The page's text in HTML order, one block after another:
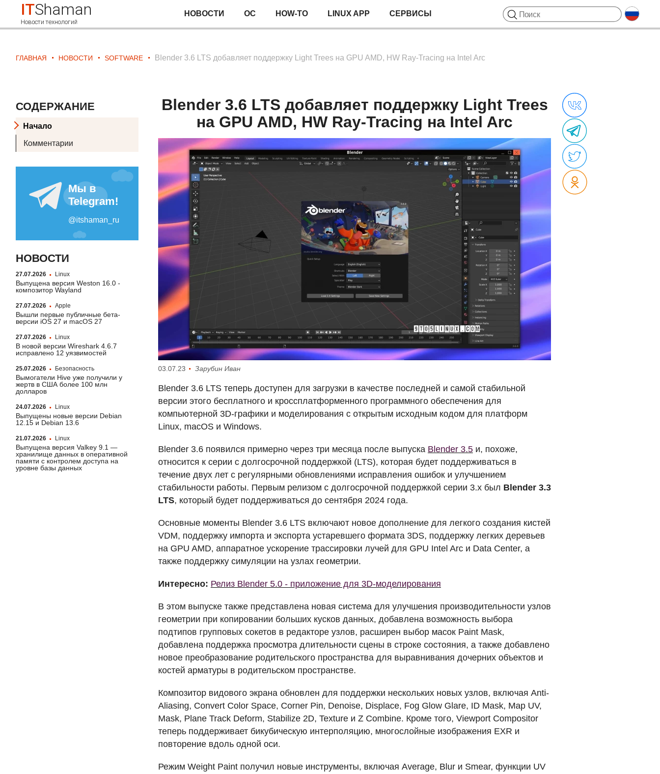
ITShaman
Новости технологий
НОВОСТИ ОС HOW-TO LINUX APP СЕРВИСЫ
ГЛАВНАЯ НОВОСТИ SOFTWARE Blender 3.6 LTS добавляет поддержку Light Trees на GPU AMD, HW Ray-Tracing на Intel Arc
СОДЕРЖАНИЕ
Начало
Комментарии
НОВОСТИ
27.07.2026 Linux
Выпущена версия Weston 16.0 -
композитор Wayland
27.07.2026 Apple
Вышли первые публичные бета-
версии iOS 27 и macOS 27
27.07.2026 Linux
В новой версии Wireshark 4.6.7
исправлено 12 уязвимостей
25.07.2026 Безопасность
Вымогатели Hive уже получили у
жертв в США более 100 млн
долларов
24.07.2026 Linux
Выпущены новые версии Debian
12.15 и Debian 13.6
21.07.2026 Linux
Выпущена версия Valkey 9.1 —
хранилище данных в оперативной
памяти с контролем доступа на
уровне базы данных
Blender 3.6 LTS добавляет поддержку Light Trees
на GPU AMD, HW Ray-Tracing на Intel Arc
03.07.23 Зарубин Иван
Blender 3.6 LTS теперь доступен для загрузки в качестве последней и самой стабильной
версии этого бесплатного и кроссплатформенного программного обеспечения для
компьютерной 3D-графики и моделирования с открытым исходным кодом для платформ
Linux, macOS и Windows.
Blender 3.6 появился примерно через три месяца после выпуска Blender 3.5 и, похоже,
относится к серии с долгосрочной поддержкой (LTS), которая будет поддерживаться в
течение двух лет с регулярными обновлениями исправления ошибок и улучшением
стабильности работы. Первым релизом с долгосрочной поддержкой серии 3.x был Blender 3.3
LTS, который будет поддерживаться до сентября 2024 года.
Основные моменты Blender 3.6 LTS включают новое дополнение для легкого создания кистей
VDM, поддержку импорта и экспорта устаревшего формата 3DS, поддержку легких деревьев
на GPU AMD, аппаратное ускорение трассировки лучей для GPU Intel Arc и Data Center, а
также поддержку симуляции на узлах геометрии.
Интересно: Релиз Blender 5.0 - приложение для 3D-моделирования
В этом выпуске также представлена новая система для улучшения производительности узлов
геометрии при копировании больших кусков данных, добавлена возможность выбора
подтипов групповых сокетов в редакторе узлов, расширен выбор масок Paint Mask,
добавлена поддержка просмотра длительности сцены в строке состояния, а также добавлено
новое преобразование родительского пространства для выравнивания дочерних объектов и
костей арматуры в родительском пространстве.
Композитор видового экрана обновлен для поддержки нескольких новых узлов, включая Anti-
Aliasing, Convert Color Space, Corner Pin, Denoise, Displace, Fog Glow Glare, ID Mask, Map UV,
Mask, Plane Track Deform, Stabilize 2D, Texture и Z Combine. Кроме того, Viewport Compositor
теперь поддерживает бикубическую интерполяцию, многослойные изображения EXR и
повторение вдоль одной оси.
Режим Weight Paint получил новые инструменты, включая Average, Blur и Smear, функции UV